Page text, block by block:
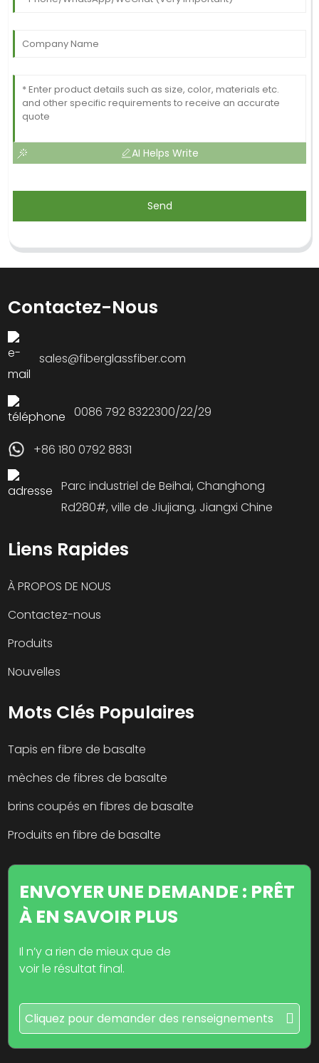
AI Helps Write
Send
Contactez-Nous
sales@fiberglassfiber.com
0086 792 8322300/22/29
+86 180 0792 8831
Parc industriel de Beihai, Changhong
Rd280#, ville de Jiujiang, Jiangxi Chine
Liens Rapides
À PROPOS DE NOUS
Contactez-nous
Produits
Nouvelles
Mots Clés Populaires
Tapis en fibre de basalte
mèches de fibres de basalte
brins coupés en fibres de basalte
Produits en fibre de basalte
ENVOYER UNE DEMANDE : PRÊT
À EN SAVOIR PLUS
Il n’y a rien de mieux que de
voir le résultat final.
Cliquez pour demander des renseignements